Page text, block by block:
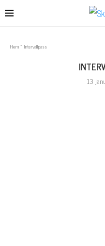
Hem» Intervallpass
13